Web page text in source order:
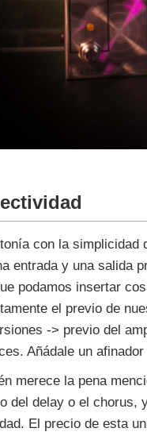
con la simplicidad
entrada y una salida
podamos insertar
el previo de
-> previo del
Añádale un
merece la pena
del delay o el chorus,
El precio de esta